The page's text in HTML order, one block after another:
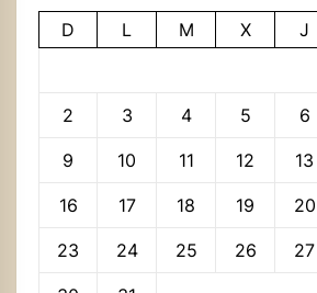
D L M X J
2 3 4 5 6
9 10 11 12 13
16 17 18 19 20
23 24 25 26 27